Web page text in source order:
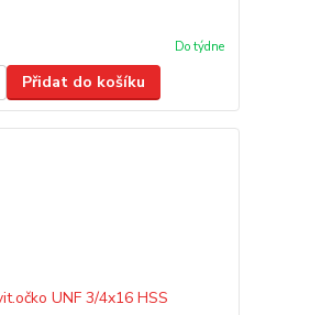
Do týdne
Přidat do košíku